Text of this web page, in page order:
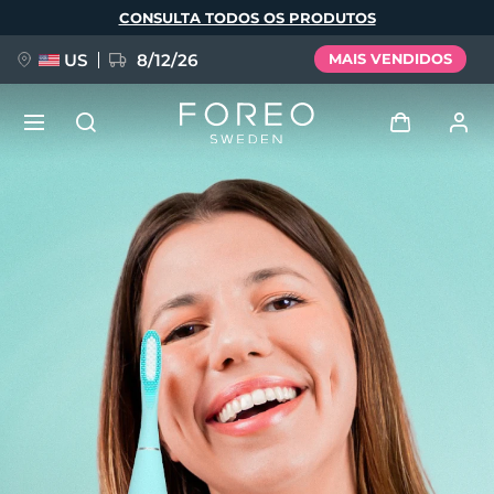
principal
CONSULTA TODOS OS PRODUTOS
US 8/12/26 MAIS VENDIDOS
Perfil de usuário
Meus aparelhos
Meus pedidos
Meus endereços
As minhas subscrições
NOVIDADE
FAQ™ Pure Beauty-Tech Elixir
BREAKING NEWS
issa™ Teeth Whitening Set
Deutsch
Español
Français
Italiano
Português
Svenska
Русский
简体中文 繁體中文